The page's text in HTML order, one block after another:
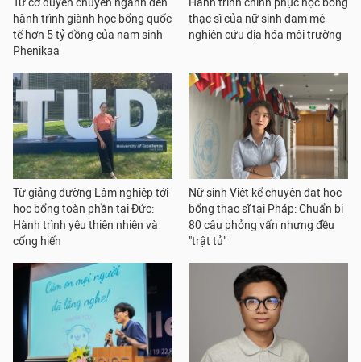
Từ cơ duyên chuyển ngành đến
hành trình giành học bổng quốc
tế hơn 5 tỷ đồng của nam sinh
Phenikaa
Hành trình chinh phục học bổng
thạc sĩ của nữ sinh đam mê
nghiên cứu địa hóa môi trường
Từ giảng đường Lâm nghiệp tới
học bổng toàn phần tại Đức:
Hành trình yêu thiên nhiên và
cống hiến
Nữ sinh Việt kể chuyện đạt học
bổng thạc sĩ tại Pháp: Chuẩn bị
80 câu phỏng vấn nhưng đều
"trật tủ"